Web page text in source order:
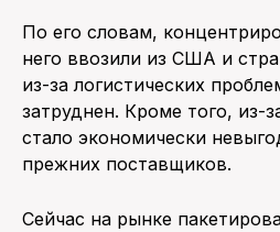
По его словам,
него ввозили из США и
из-за логистических
затруднен. Кроме того, из-
стало экономически
прежних поставщиков.
Сейчас на рынке